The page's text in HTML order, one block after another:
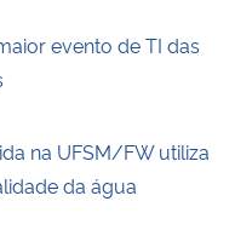
evento de TI das
na UFSM/FW utiliza
da água